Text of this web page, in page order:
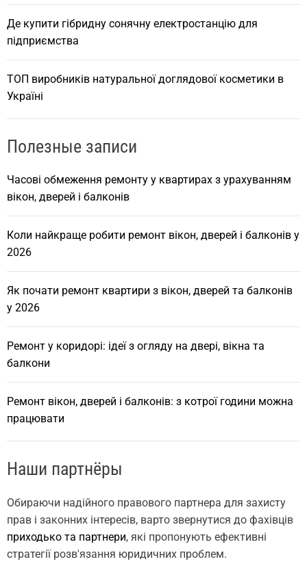
Де купити гібридну сонячну електростанцію для
підприємства
ТОП виробників натуральної доглядової косметики в
Україні
Полезные записи
Часові обмеження ремонту у квартирах з урахуванням
вікон, дверей і балконів
Коли найкраще робити ремонт вікон, дверей і балконів у
2026
Як почати ремонт квартири з вікон, дверей та балконів
у 2026
Ремонт у коридорі: ідеї з огляду на двері, вікна та
балкони
Ремонт вікон, дверей і балконів: з котрої години можна
працювати
Наши партнёры
Обираючи надійного правового партнера для захисту
прав і законних інтересів, варто звернутися до фахівців
приходько та партнери, які пропонують ефективні
стратегії розв'язання юридичних проблем.